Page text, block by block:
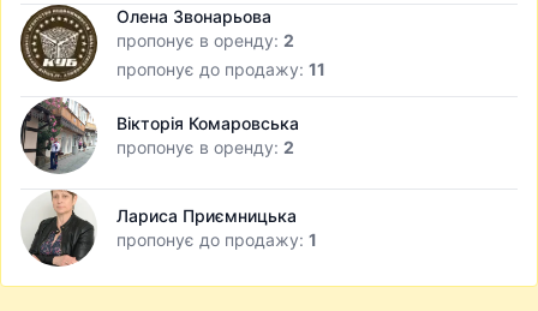
Олена Звонарьова
пропонує в оренду: 2
пропонує до продажу: 11
Вікторія Комаровська
пропонує в оренду: 2
Лариса Приємницька
пропонує до продажу: 1